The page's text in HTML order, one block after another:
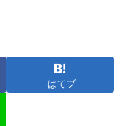
はてブ